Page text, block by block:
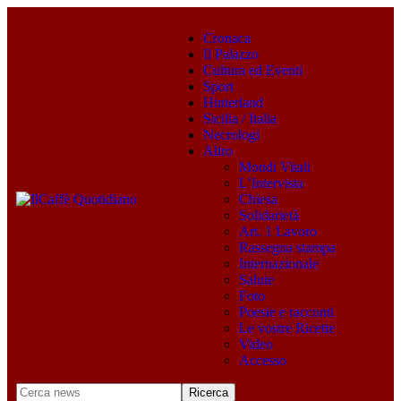
Cronaca
Il Palazzo
Cultura ed Eventi
Sport
Hinterland
Sicilia / Italia
Necrologi
Altro
Mondi Vitali
L’Intervista
Chiesa
Solidarietà
Art. 1 Lavoro
Rassegna stampa
Internazionale
Salute
Foto
Poesie e racconti
Le vostre Ricette
Video
Accesso